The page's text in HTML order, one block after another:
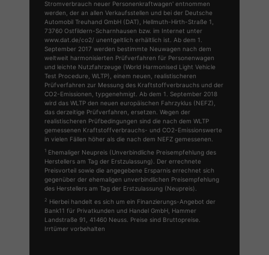
Stromverbrauch neuer Personenkraftwagen' entnommen
werden, der an allen Verkaufsstellen und bei der Deutsche
Automobil Treuhand GmbH (DAT), Hellmuth-Hirth-Straße 1,
73760 Ostfildern-Scharnhausen bzw. im Internet unter
www.dat.de/co2/ unentgeltlich erhältlich ist. Ab dem 1.
September 2017 werden bestimmte Neuwagen nach dem
weltweit harmonisierten Prüfverfahren für Personenwagen
und leichte Nutzfahrzeuge (World Harmonised Light Vehicle
Test Procedure, WLTP), einem neuen, realistischeren
Prüfverfahren zur Messung des Kraftstoffverbrauchs und der
CO2-Emissionen, typgenehmigt. Ab dem 1. September 2018
wird das WLTP den neuen europäischen Fahrzyklus (NEFZ),
das derzeitige Prüfverfahren, ersetzen. Wegen der
realistischeren Prüfbedingungen sind die nach dem WLTP
gemessenen Kraftstoffverbrauchs- und CO2-Emissionswerte
in vielen Fällen höher als die nach dem NEFZ gemessenen.
1 Ehemaliger Neupreis (Unverbindliche Preisempfehlung des
Herstellers am Tag der Erstzulassung). Der errechnete
Preisvorteil sowie die angegebene Ersparnis errechnet sich
gegenüber der ehemaligen unverbindlichen Preisempfehlung
des Herstellers am Tag der Erstzulassung (Neupreis).
2 Hierbei handelt es sich um ein Finanzierungs-Angebot der
Bank11 für Privatkunden und Handel GmbH, Hammer
Landstraße 91, 41460 Neuss. Preise sind Bruttopreise.
Irrtümer vorbehalten